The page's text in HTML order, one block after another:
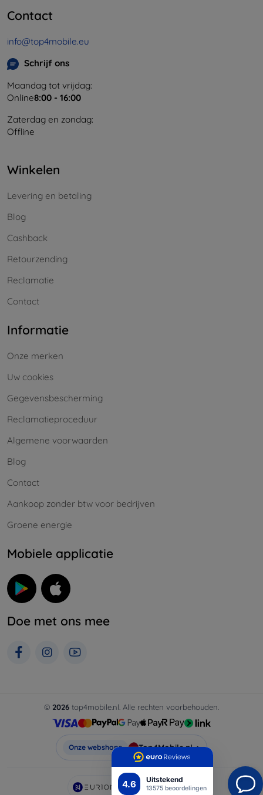
4.6 Uitstekend
13575 beoordelingen
Contact
info@top4mobile.eu
Schrijf ons
Maandag tot vrijdag:
Online8:00 - 16:00
Zaterdag en zondag:
Offline
Winkelen
Levering en betaling
Blog
Cashback
Retourzending
Reclamatie
Contact
Informatie
Onze merken
Uw cookies
Gegevensbescherming
Reclamatieproceduur
Algemene voorwaarden
Blog
Contact
Aankoop zonder btw voor bedrijven
Groene energie
Mobiele applicatie
Doe met ons mee
© 2026 top4mobile.nl. Alle rechten voorbehouden.
Onze webshops Top4Mobile.nl
AI powered byEurion